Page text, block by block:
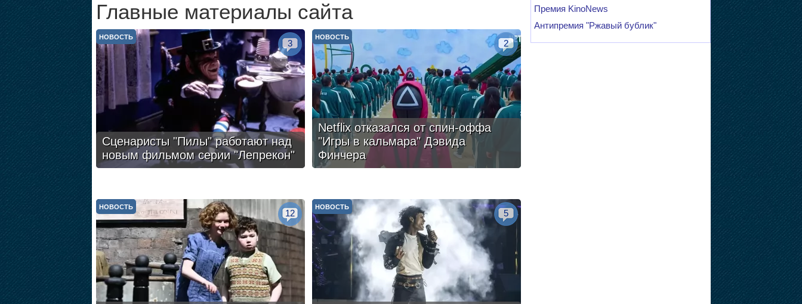
Главные материалы сайта
Сценаристы "Пилы" работают над
новым фильмом серии "Лепрекон"
НОВОСТЬ
3
Netflix отказался от спин-оффа
"Игры в кальмара" Дэвида
Финчера
НОВОСТЬ
2
НОВОСТЬ
12
НОВОСТЬ
5
Премия KinoNews
Антипремия "Ржавый бублик"